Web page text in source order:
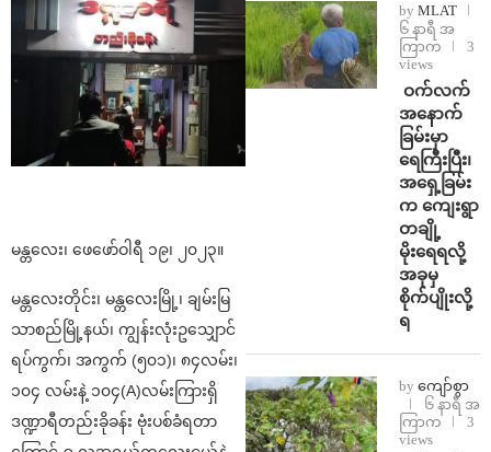
မန္တလေး၊ ဖေဖော်ဝါရီ ၁၉၊ ၂၀၂၃။
မန္တလေးတိုင်း၊ မန္တလေးမြို့၊ ချမ်းမြ
သာစည်မြို့နယ်၊ ကျွန်းလုံးဥသျှောင်
ရပ်ကွက်၊ အကွက် (၅၀၁)၊ ၈၄လမ်း၊
၁၀၄ လမ်းနဲ့ ၁၀၄(A)လမ်းကြားရှိ
ဒဏ္ဍာရီတည်းခိုခန်း ဗုံးပစ်ခံရတာ
by MLAT
၆ နာရီ အ
ကြာက
3
views
⁩ ⁨ဝက်လက်
အနောက်
ခြမ်းမှာ
ရေကြီးပြီး၊
အရှေ့ခြမ်း
က ကျေးရွာ
တချို့
မိုးရေရလို့
အခုမှ
စိုက်ပျိုးလို့
ရ
by ကျော်စွာ
၆ နာရီ အ
ကြာက
3
views